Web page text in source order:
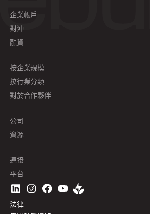
企業帳戶
概述
付款與收款
對沖
概述
遠期合約
對沖政策
融資
按企業規模
成長型企業
企業
按行業分類
慈善機構和非政府組織
電子商務
海事
對於合作夥伴
公司
品牌故事
全球辦事處
工作機會
聯絡我們
資源
網誌
支援中心
播客
產品指南
市場洞察
連接
概述
企業 API
軟件整合
嵌入式金融
平台
下載 Ebury 應用程式
法律